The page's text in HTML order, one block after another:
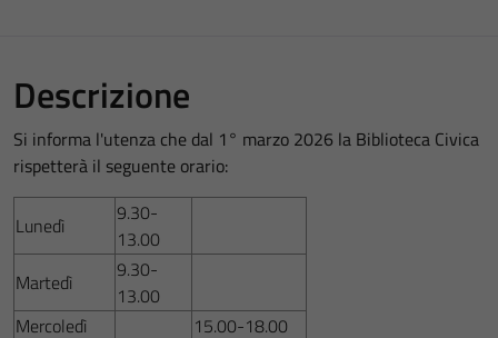
Descrizione
Si informa l'utenza che dal 1° marzo 2026 la Biblioteca Civica
rispetterà il seguente orario:
Lunedì
9.30-
13.00
Martedì
9.30-
13.00
Mercoledì
15.00-18.00